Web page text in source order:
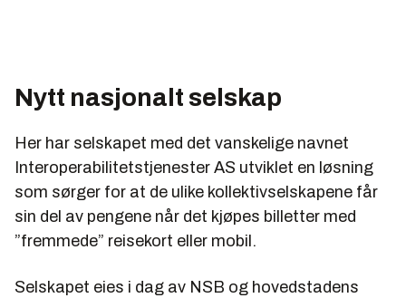
Nytt nasjonalt selskap
Her har selskapet med det vanskelige navnet
Interoperabilitetstjenester AS utviklet en løsning
som sørger for at de ulike kollektivselskapene får
sin del av pengene når det kjøpes billetter med
”fremmede” reisekort eller mobil.
Selskapet eies i dag av NSB og hovedstadens